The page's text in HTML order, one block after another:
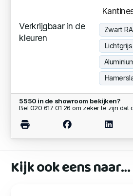
Verkrijgbaar in de
kleuren
Zwart
5550 in de showroom bekijken?
Bel 020 617 01 26 om zeker te zijn dat
Kijk ook eens naar…